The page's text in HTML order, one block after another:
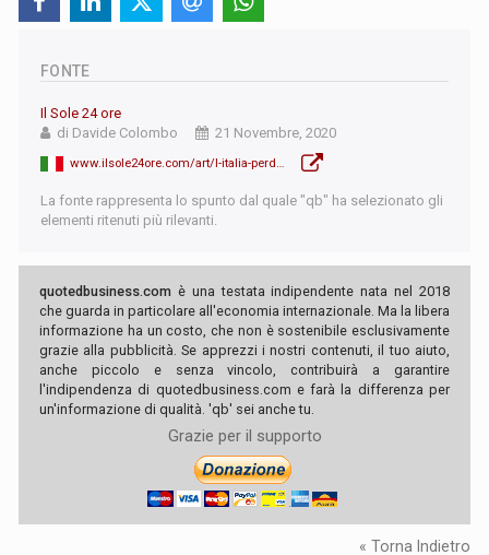
FONTE
Il Sole 24 ore
di Davide Colombo
21 Novembre, 2020
www.ilsole24ore.com/art/l-italia-perde-ogni-anno-64-miliardi-vantaggio-paradisi-fiscali-ADGiHe3?utm_term=Autofeed&utm_medium=FBSole24Ore&utm_source=Facebook&fbclid=IwAR3SuVBYGmgOGyaFVVFT7i3dwt4ol7OlBZ_FEKtJYPaOERtM3QVCPGUON-c#Echobox=1605967389
La fonte rappresenta lo spunto dal quale "qb" ha selezionato gli
elementi ritenuti più rilevanti.
quotedbusiness.com è una testata indipendente nata nel 2018
che guarda in particolare all'economia internazionale. Ma la libera
informazione ha un costo, che non è sostenibile esclusivamente
grazie alla pubblicità. Se apprezzi i nostri contenuti, il tuo aiuto,
anche piccolo e senza vincolo, contribuirà a garantire
l'indipendenza di quotedbusiness.com e farà la differenza per
un'informazione di qualità. 'qb' sei anche tu.
Grazie per il supporto
« Torna Indietro